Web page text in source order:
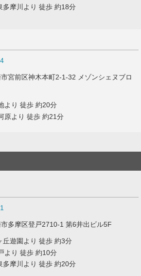
多摩川より 徒歩 約18分
宮前区神木本町2-1-32 メゾンシェヌブロ
より 徒歩 約20分
原より 徒歩 約21分
多摩区登戸2710-1 第6井出ビル5F
丘遊園より 徒歩 約3分
より 徒歩 約10分
多摩川より 徒歩 約20分